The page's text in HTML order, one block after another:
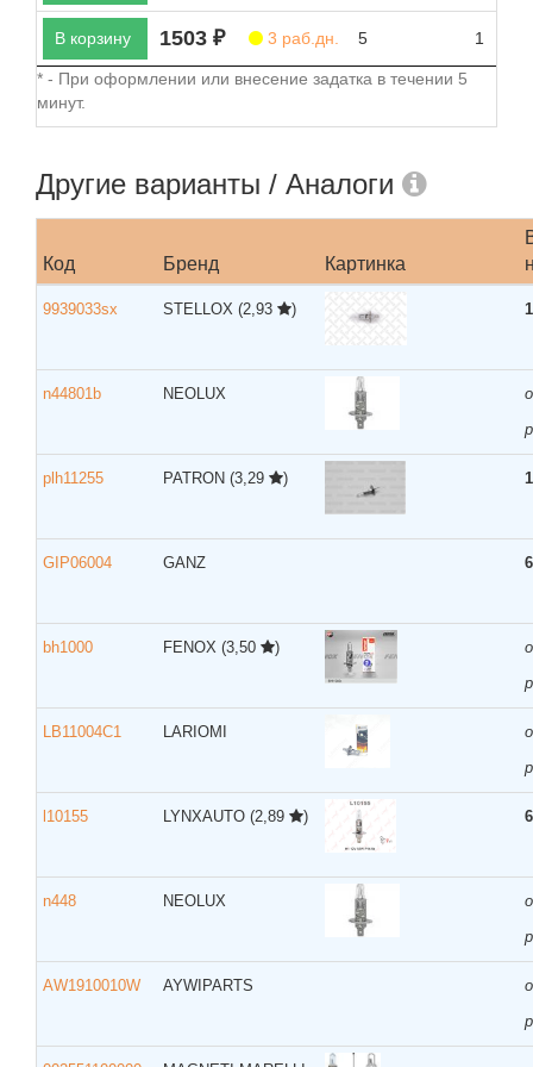
В корзину 1503 ₽ 3 раб.дн. 5 1
* - При оформлении или внесение задатка в течении 5
минут.
Другие варианты / Аналоги
Код Бренд Картинка
9939033sx STELLOX (2,93 )
n44801b NEOLUX
plh11255 PATRON (3,29 )
GIP06004 GANZ
bh1000 FENOX (3,50 )
LB11004C1 LARIOMI
l10155 LYNXAUTO (2,89 )
n448 NEOLUX
AW1910010W AYWIPARTS